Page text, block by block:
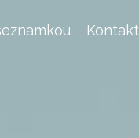
Kontakt